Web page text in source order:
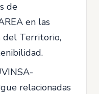
de
en las
del Territorio,
relacionadas